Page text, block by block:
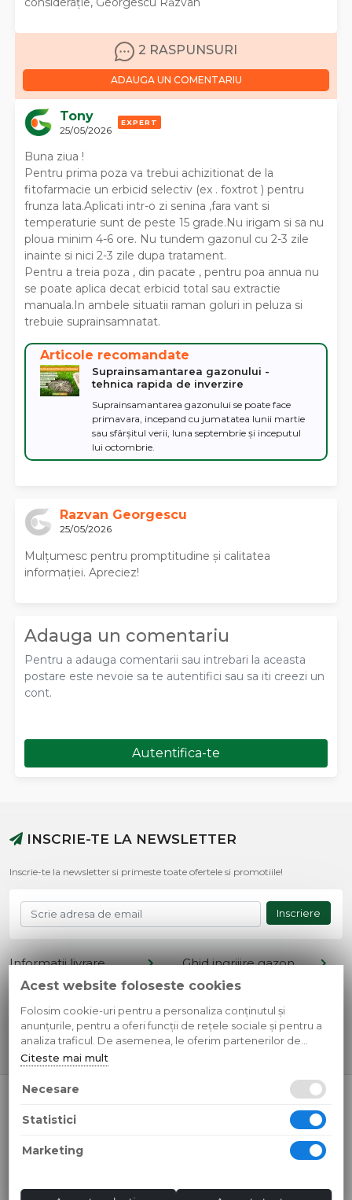
2 RASPUNSURI
ADAUGA UN COMENTARIU
Tony
25/05/2026
EXPERT
Buna ziua !
Pentru prima poza va trebui achizitionat de la
fitofarmacie un erbicid selectiv (ex . foxtrot ) pentru
frunza lata.Aplicati intr-o zi senina ,fara vant si
temperaturie sunt de peste 15 grade.Nu irigam si sa nu
ploua minim 4-6 ore. Nu tundem gazonul cu 2-3 zile
inainte si nici 2-3 zile dupa tratament.
Pentru a treia poza , din pacate , pentru poa annua nu
se poate aplica decat erbicid total sau extractie
manuala.In ambele situatii raman goluri in peluza si
trebuie suprainsamnatat.
Articole recomandate
Suprainsamantarea gazonului -
tehnica rapida de inverzire
Suprainsamantarea gazonului se poate face
primavara, incepand cu jumatatea lunii martie
sau sfârșitul verii, luna septembrie și inceputul
lui octombrie.
Razvan Georgescu
25/05/2026
Mulțumesc pentru promptitudine și calitatea
informației. Apreciez!
Adauga un comentariu
Pentru a adauga comentarii sau intrebari la aceasta
postare este nevoie sa te autentifici sau sa iti creezi un
cont.
Autentifica-te
INSCRIE-TE LA NEWSLETTER
Inscrie-te la newsletter si primeste toate ofertele si promotiile!
Inscriere
Informatii livrare
Termeni si conditii
Cont client
Contact
Ghid ingrijire gazon
Retur produse
Metode de plata
Confidentialitate
Toate preturile sunt exprimate in lei si includ tva. Ofertele sunt
Acest website foloseste cookies
Folosim cookie-uri pentru a personaliza conținutul și
anunțurile, pentru a oferi funcții de rețele sociale și pentru a
analiza traficul. De asemenea, le oferim partenerilor de
rețele sociale, de publicitate și de analize informații cu privire
la modul în care folosiți site-ul nostru. Aceștia le pot combina
cu alte informații oferite de dvs. sau culese în urma folosirii
Citeste mai mult
Necesare
Statistici
Marketing